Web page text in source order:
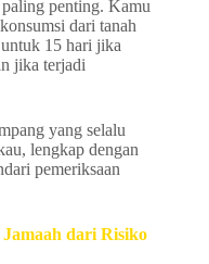
penting. Kamu
dari tanah
15 hari jika
jika terjadi
yang selalu
lengkap dengan
pemeriksaan
dari Risiko